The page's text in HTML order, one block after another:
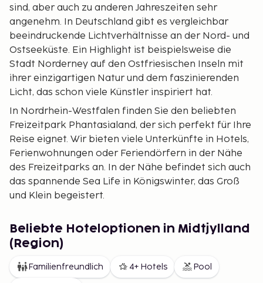
sind, aber auch zu anderen Jahreszeiten sehr
angenehm. In Deutschland gibt es vergleichbar
beeindruckende Lichtverhältnisse an der Nord- und
Ostseeküste. Ein Highlight ist beispielsweise die
Stadt Norderney auf den Ostfriesischen Inseln mit
ihrer einzigartigen Natur und dem faszinierenden
Licht, das schon viele Künstler inspiriert hat.
In Nordrhein-Westfalen finden Sie den beliebten
Freizeitpark Phantasialand, der sich perfekt für Ihre
Reise eignet. Wir bieten viele Unterkünfte in Hotels,
Ferienwohnungen oder Feriendörfern in der Nähe
des Freizeitparks an. In der Nähe befindet sich auch
das spannende Sea Life in Königswinter, das Groß
und Klein begeistert.
Soltau, einer der größten Freizeitparks in
Deutschland. Auch hier bieten wir Unterkünfte und
Zu den Großstädten in Deutschland, die für einen
Beliebte Hoteloptionen in Midtjylland
(Region)
Familienfreundlich 4+ Hotels Pool